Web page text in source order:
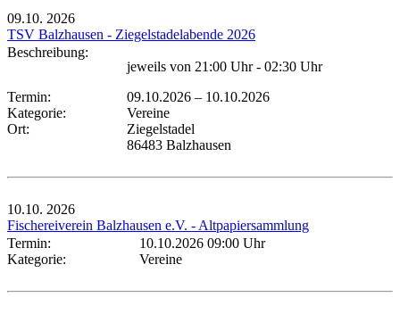
09.10. 2026
TSV Balzhausen - Ziegelstadelabende 2026
Beschreibung:
jeweils von 21:00 Uhr - 02:30 Uhr
Termin:
09.10.2026 – 10.10.2026
Kategorie:
Vereine
Ort:
Ziegelstadel
86483 Balzhausen
10.10. 2026
Fischereiverein Balzhausen e.V. - Altpapiersammlung
Termin:
10.10.2026 09:00 Uhr
Kategorie:
Vereine